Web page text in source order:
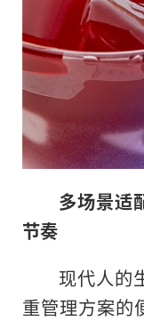
多场景适
节奏
现代人的
重管理方案的